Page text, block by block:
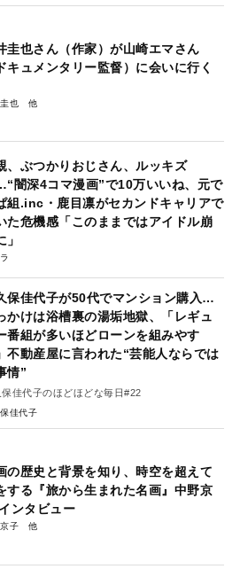
圭也さん（作家）が山崎エマさん
キュメンタリー監督）に会いに行く
也
、ぶつかりおじさん、ルッキズ
闇深4コマ漫画”で10万いいね、元で
組.inc・鹿目凛がセカンドキャリアで
た危機感「このままではアイドル崩
」
保佳代子が50代でマンション購入…
かけは浴槽裏の湯垢地獄、「レギュ
番組が多いほどローンを組みやす
不動産屋に言われた“芸能人ならでは
情”
保佳代子のほどほどな毎日#22
佳代子
の歴史と背景を知り、時空を超えて
する『旅から生まれた名画』中野京
ンタビュー
子